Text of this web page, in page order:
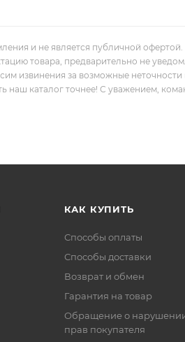
и не является публичной
товара, предварительно не
извинения за возможные
каталог точнее! С уважением,
КАК КУПИТЬ
Способы оплаты
Способы доставки
Возврат и обмен
Гарантия на товар
Обращение о
прав покупателя